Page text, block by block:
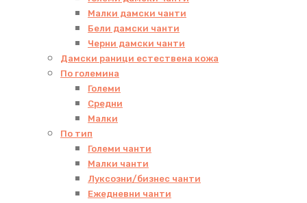
Малки дамски чанти
Бели дамски чанти
Черни дамски чанти
Дамски раници естествена кожа
По големина
Големи
Средни
Малки
По тип
Големи чанти
Малки чанти
Луксозни/бизнес чанти
Ежедневни чанти